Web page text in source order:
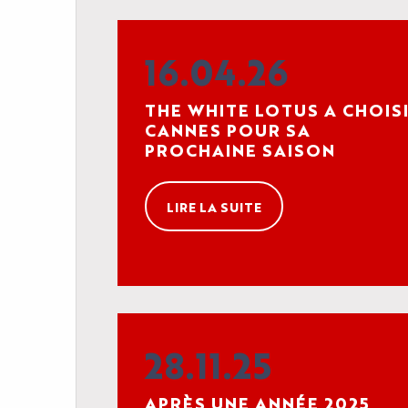
16.04.26
THE WHITE LOTUS A CHOISI
CANNES POUR SA
PROCHAINE SAISON
LIRE LA SUITE
28.11.25
APRÈS UNE ANNÉE 2025